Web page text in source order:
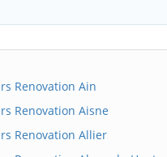
Renovation Ain
Renovation Aisne
Renovation Allier